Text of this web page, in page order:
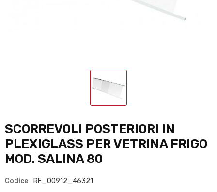
SCORREVOLI POSTERIORI IN
PLEXIGLASS PER VETRINA FRIGO
MOD. SALINA 80
Codice RF_00912_46321